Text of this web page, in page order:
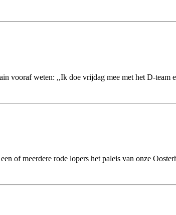
vooraf weten: ,,Ik doe vrijdag mee met het D-team
of meerdere rode lopers het paleis van onze